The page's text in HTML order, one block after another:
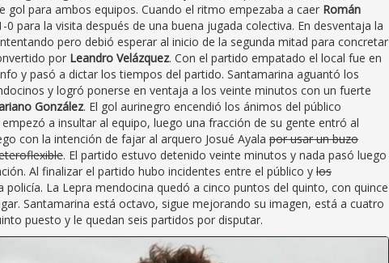
gol para ambos equipos. Cuando el ritmo empezaba a caer Román
0 para la visita después de una buena jugada colectiva. En desventaja la
pero debió esperar al inicio de la segunda mitad para concretar
por Leandro Velázquez. Con el partido empatado el local fue en
y pasó a dictar los tiempos del partido. Santamarina aguantó los
y logró ponerse en ventaja a los veinte minutos con un fuerte
González. El gol aurinegro encendió los ánimos del público
a insultar al equipo, luego una fracción de su gente entró al
con la intención de fajar al arquero Josué Ayala por usar un buzo
. El partido estuvo detenido veinte minutos y nada pasó luego
Al finalizar el partido hubo incidentes entre el público y los
policía. La Lepra mendocina quedó a cinco puntos del quinto, con quince
Santamarina está octavo, sigue mejorando su imagen, está a cuatro
puesto y le quedan seis partidos por disputar.